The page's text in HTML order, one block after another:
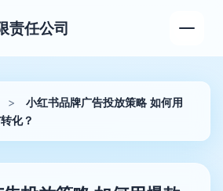
责任公司
>
小红书品牌广告投放策略 如何用
化？